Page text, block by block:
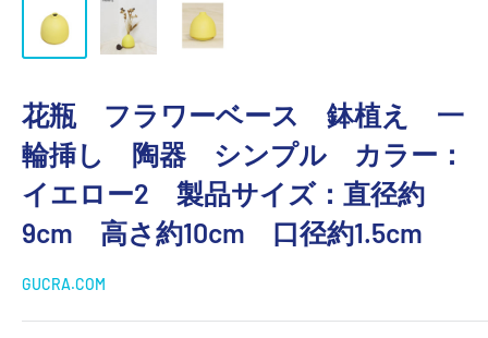
花瓶 フラワーベース 鉢植え 一
輪挿し 陶器 シンプル カラー：
イエロー2 製品サイズ：直径約
9cm 高さ約10cm 口径約1.5cm
GUCRA.COM